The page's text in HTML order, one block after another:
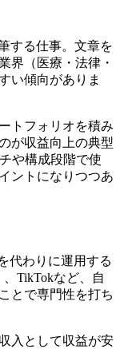
する仕事。文章を
界（医療・法律・
い傾向がありま
トフォリオを積み
が収益向上の典型
や構成段階で使
ントになりつつあ
代わりに運用する
TikTokなど、自
とで専門性を打ち
入として収益が安